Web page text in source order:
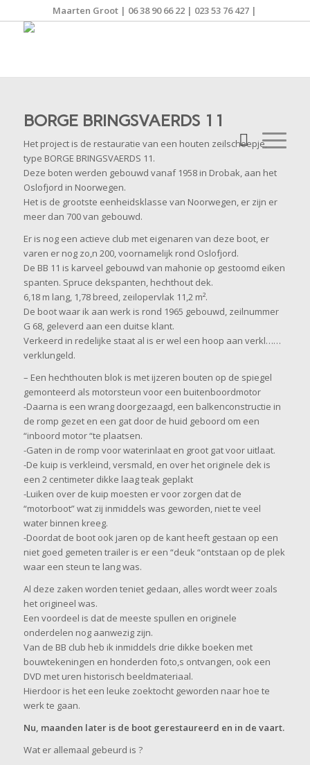
Maarten Groot | 06 38 90 66 22 | 023 53 76 427 |
BORGE BRINGSVAERDS 11
Het project is de restauratie van een houten zeilscheepje,
type BORGE BRINGSVAERDS 11.
Deze boten werden gebouwd vanaf 1958 in Drobak, aan het
Oslofjord in Noorwegen.
Het is de grootste eenheidsklasse van Noorwegen, er zijn er
meer dan 700 van gebouwd.
Er is nog een actieve club met eigenaren van deze boot, er
varen er nog zo,n 200, voornamelijk rond Oslofjord.
De BB 11 is karveel gebouwd van mahonie op gestoomd eiken
spanten. Spruce dekspanten, hechthout dek.
6,18 m lang, 1,78 breed, zeilopervlak 11,2 m².
De boot waar ik aan werk is rond 1965 gebouwd, zeilnummer
G 68, geleverd aan een duitse klant.
Verkeerd in redelijke staat al is er wel een hoop aan verkl……
verklungeld.
– Een hechthouten blok is met ijzeren bouten op de spiegel
gemonteerd als motorsteun voor een buitenboordmotor
-Daarna is een wrang doorgezaagd, een balkenconstructie in
de romp gezet en een gat door de huid geboord om een
“inboord motor “te plaatsen.
-Gaten in de romp voor waterinlaat en groot gat voor uitlaat.
-De kuip is verkleind, versmald, en over het originele dek is
een 2 centimeter dikke laag teak geplakt
-Luiken over de kuip moesten er voor zorgen dat de
“motorboot” wat zij inmiddels was geworden, niet te veel
water binnen kreeg.
-Doordat de boot ook jaren op de kant heeft gestaan op een
niet goed gemeten trailer is er een “deuk “ontstaan op de plek
waar een steun te lang was.
Al deze zaken worden teniet gedaan, alles wordt weer zoals
het origineel was.
Een voordeel is dat de meeste spullen en originele
onderdelen nog aanwezig zijn.
Van de BB club heb ik inmiddels drie dikke boeken met
bouwtekeningen en honderden foto,s ontvangen, ook een
DVD met uren historisch beeldmateriaal.
Hierdoor is het een leuke zoektocht geworden naar hoe te
werk te gaan.
Nu, maanden later is de boot gerestaureerd en in de vaart.
Wat er allemaal gebeurd is ?